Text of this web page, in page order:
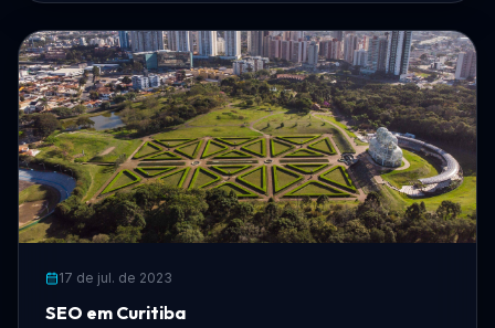
17 de jul. de 2023
SEO em Curitiba